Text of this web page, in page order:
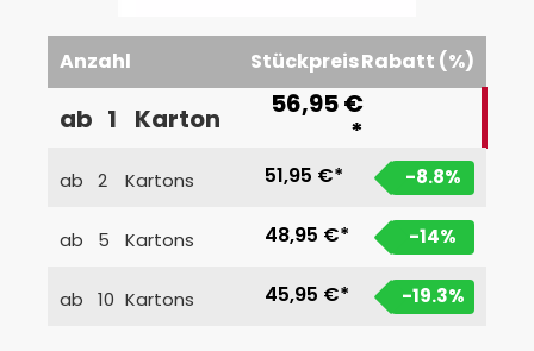
Anzahl StückpreisRabatt (%)
ab 1 Karton
56,95 €
*
ab 2 Kartons 51,95 €* -8.8%
ab 5 Kartons 48,95 €* -14%
ab 10 Kartons 45,95 €* -19.3%